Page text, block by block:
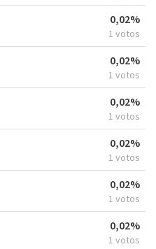
0,02%
1 votos
0,02%
1 votos
0,02%
1 votos
0,02%
1 votos
0,02%
1 votos
0,02%
1 votos